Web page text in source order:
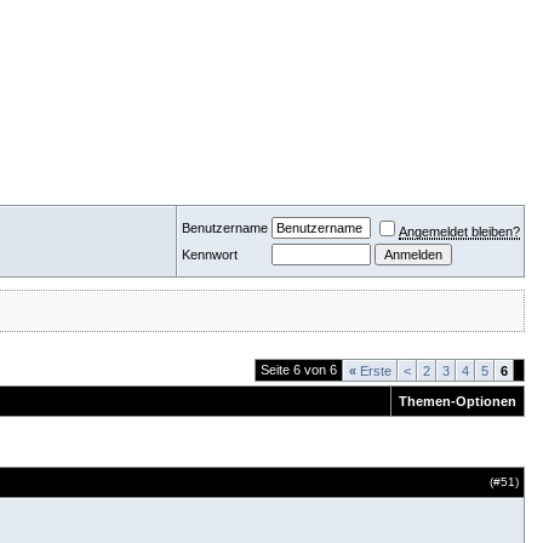
Benutzername
Angemeldet bleiben?
Kennwort
Seite 6 von 6 « Erste < 2 3 4 5 6
Themen-Optionen
(#51)